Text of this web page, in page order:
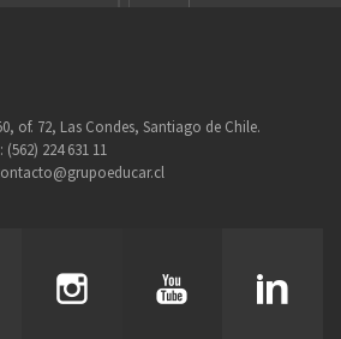
of. 72, Las Condes, Santiago de Chile.
(562) 224 631 11